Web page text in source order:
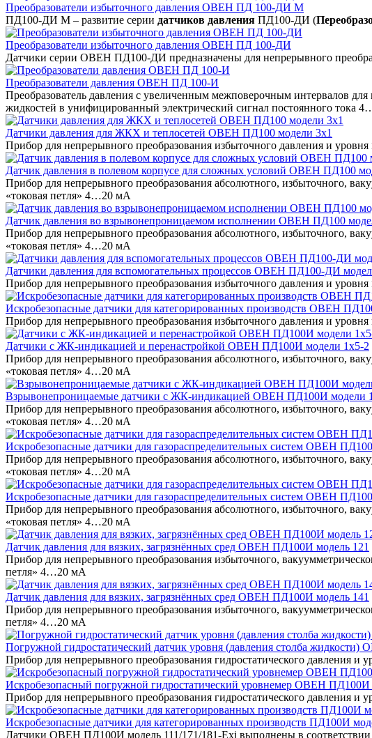
Преобразователи избыточного давления ОВЕН ПД 100-ДИ М
ПД100-ДИ М – развитие серии датчиков давления ПД100-ДИ (
Преобразователи избыточного давления ОВЕН ПД 100-ДИ
Датчики серии ОВЕН ПД100-ДИ предназначены для непрерывного
Преобразователи давления ОВЕН ПД 100-И
Преобразователь давления с увеличенным межповерочным интервалов
жидкостей в унифицированный электрический сигнал постоянного тока
Датчики давления для ЖКХ и теплосетей ОВЕН ПД100 модели 3х1
Прибор для непрерывного преобразования избыточного давления и
Датчик давления в полевом корпусе для сложных условий ОВЕН ПД100
Прибор для непрерывного преобразования абсолютного, избыточного,
«токовая петля» 4…20 мА
Датчик давления во взрывонепроницаемом исполнении ОВЕН ПД100
Прибор для непрерывного преобразования абсолютного, избыточного,
«токовая петля» 4…20 мА
Датчики давления для вспомогательных процессов ОВЕН ПД100-ДИ
Прибор для непрерывного преобразования избыточного давления и
Искробезопасные датчики для категорированных производств ОВЕН
Прибор для непрерывного преобразования избыточного давления и
Датчики с ЖК-индикацией и перенастройкой ОВЕН ПД100И модели 1х5-2
Прибор для непрерывного преобразования абсолютного, избыточного,
«токовая петля» 4…20 мА
Взрывонепроницаемые датчики с ЖК-индикацией ОВЕН ПД100И модели
Прибор для непрерывного преобразования абсолютного, избыточного,
«токовая петля» 4…20 мА
Искробезопасные датчики для газораспределительных систем ОВЕН
Прибор для непрерывного преобразования абсолютного, избыточного,
«токовая петля» 4…20 мА
Искробезопасные датчики для газораспределительных систем ОВЕН
Прибор для непрерывного преобразования абсолютного, избыточного,
«токовая петля» 4…20 мА
Датчик давления для вязких, загрязнённых сред ОВЕН ПД100И модель 121
Прибор для непрерывного преобразования избыточного,
петля» 4…20 мА
Датчик давления для вязких, загрязнённых сред ОВЕН ПД100И модель 141
Прибор для непрерывного преобразования избыточного,
петля» 4…20 мА
Погружной гидростатический датчик уровня (давления столба
Прибор для непрерывного преобразования гидростатического давления
Искробезопасный погружной гидростатический уровнемер ОВЕН ПД100И
Прибор для непрерывного преобразования гидростатического давления
Искробезопасные датчики для категорированных производств ПД100И
Датчики ОВЕН ПД100И модель 111/171/181-Exi выполнены в